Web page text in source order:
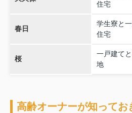
住宅
春日
学生寮と
住宅
桜
一戸建て
地
高齢オーナーが知ってお